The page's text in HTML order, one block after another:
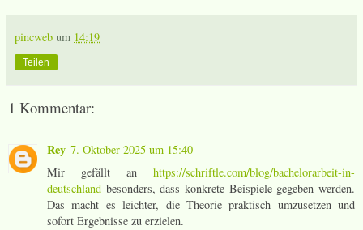
pincweb um 14:19
Teilen
1 Kommentar:
Rey 7. Oktober 2025 um 15:40
Mir gefällt an https://schriftle.com/blog/bachelorarbeit-in-
deutschland besonders, dass konkrete Beispiele gegeben werden.
Das macht es leichter, die Theorie praktisch umzusetzen und
sofort Ergebnisse zu erzielen.